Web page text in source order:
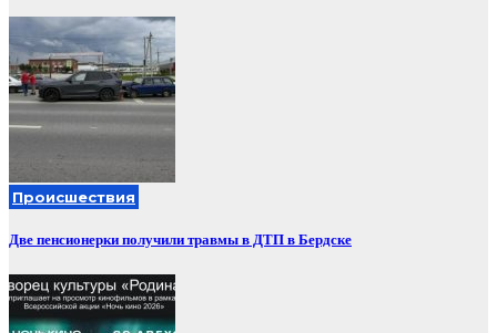
Происшествия
Две пенсионерки получили травмы в ДТП в Бердске